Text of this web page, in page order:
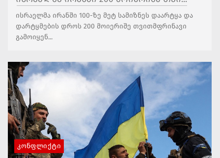
ისრაელმა ირანში 100-ზე მეტ სამიზნეს დაარტყა და
დარტყმების დროს 200 მოიერიშე თვითმფრინავი
გამოიყენ...
ᲙᲝᲜᲤᲚᲘᲥᲢᲘ